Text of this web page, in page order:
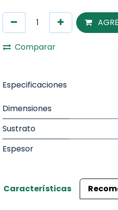
Comparar
Especificaciones
Dimensiones
Sustrato
Espesor
Características